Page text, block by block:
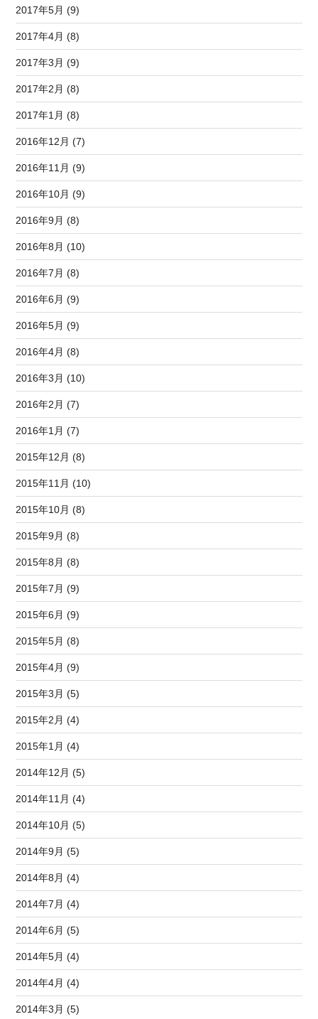
2017年5月 (9)
2017年4月 (8)
2017年3月 (9)
2017年2月 (8)
2017年1月 (8)
2016年12月 (7)
2016年11月 (9)
2016年10月 (9)
2016年9月 (8)
2016年8月 (10)
2016年7月 (8)
2016年6月 (9)
2016年5月 (9)
2016年4月 (8)
2016年3月 (10)
2016年2月 (7)
2016年1月 (7)
2015年12月 (8)
2015年11月 (10)
2015年10月 (8)
2015年9月 (8)
2015年8月 (8)
2015年7月 (9)
2015年6月 (9)
2015年5月 (8)
2015年4月 (9)
2015年3月 (5)
2015年2月 (4)
2015年1月 (4)
2014年12月 (5)
2014年11月 (4)
2014年10月 (5)
2014年9月 (5)
2014年8月 (4)
2014年7月 (4)
2014年6月 (5)
2014年5月 (4)
2014年4月 (4)
2014年3月 (5)